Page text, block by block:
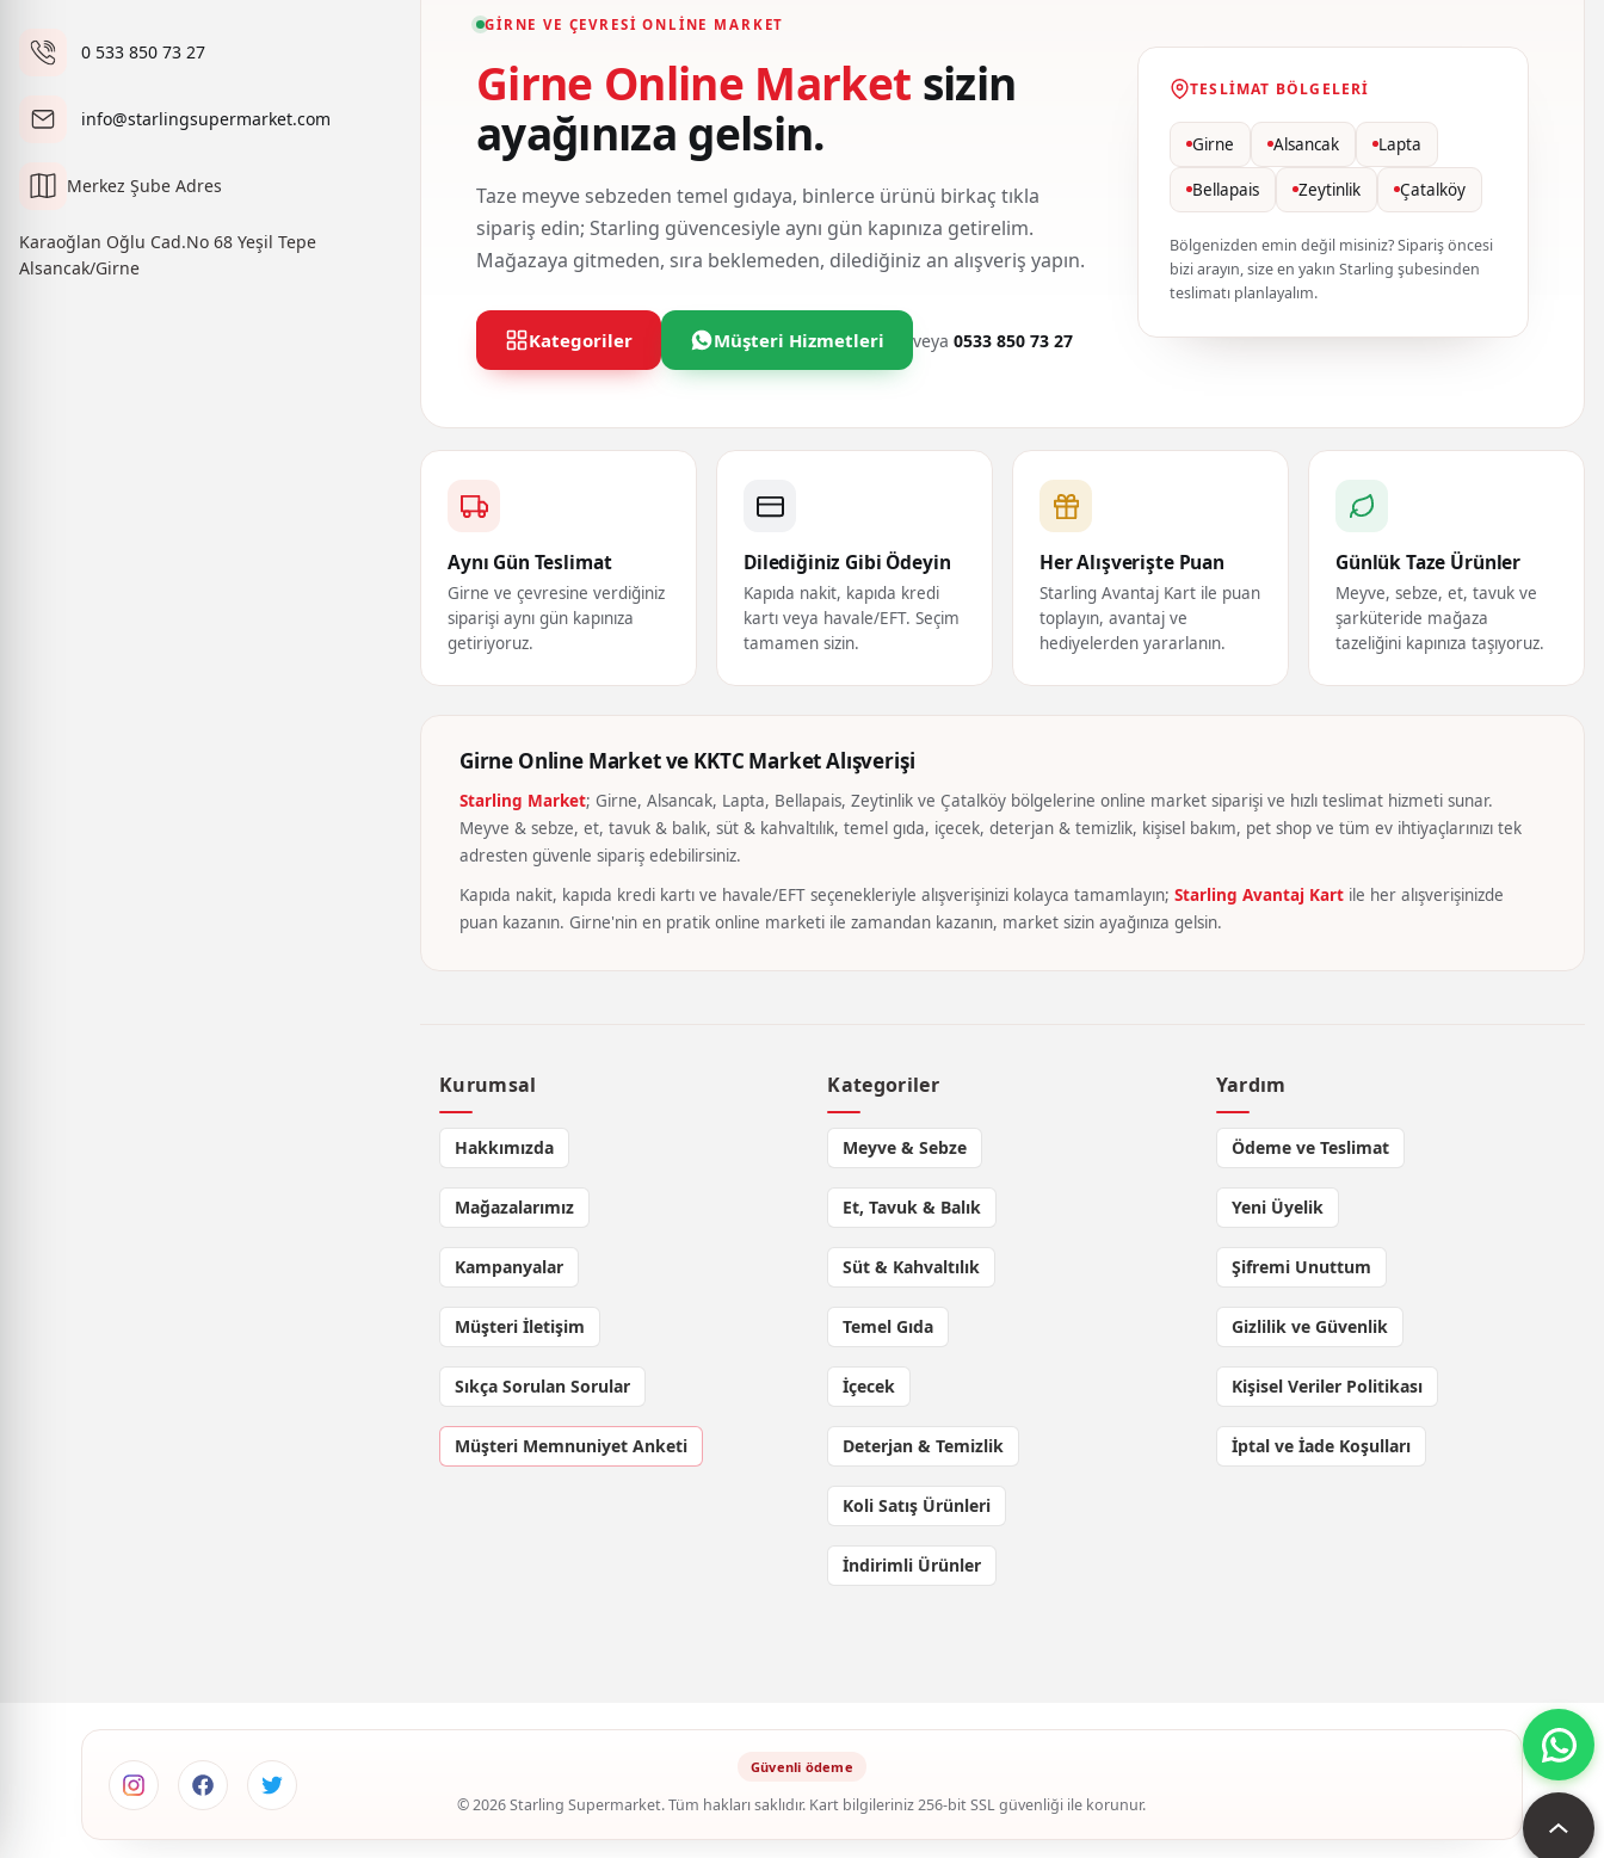
0 533 850 73 27
info@starlingsupermarket.com
Merkez Şube Adres
Karaoğlan Oğlu Cad.No 68 Yeşil Tepe
Alsancak/Girne
GIRNE VE ÇEVRESI ONLINE MARKET
Girne Online Market sizin
ayağınıza gelsin.
Taze meyve sebzeden temel gıdaya, binlerce ürünü birkaç tıkla
sipariş edin; Starling güvencesiyle aynı gün kapınıza getirelim.
Mağazaya gitmeden, sıra beklemeden, dilediğiniz an alışveriş yapın.
Kategoriler Müşteri Hizmetleri veya 0533 850 73 27
TESLIMAT BÖLGELERI
Girne Alsancak Lapta
Bellapais Zeytinlik Çatalköy
Bölgenizden emin değil misiniz? Sipariş öncesi
bizi arayın, size en yakın Starling şubesinden
teslimatı planlayalım.
Aynı Gün Teslimat
Girne ve çevresine verdiğiniz
siparişi aynı gün kapınıza
getiriyoruz.
Dilediğiniz Gibi Ödeyin
Kapıda nakit, kapıda kredi
kartı veya havale/EFT. Seçim
tamamen sizin.
Her Alışverişte Puan
Starling Avantaj Kart ile puan
toplayın, avantaj ve
hediyelerden yararlanın.
Günlük Taze Ürünler
Meyve, sebze, et, tavuk ve
şarküteride mağaza
tazeliğini kapınıza taşıyoruz.
Girne Online Market ve KKTC Market Alışverişi
Starling Market; Girne, Alsancak, Lapta, Bellapais, Zeytinlik ve Çatalköy bölgelerine online market siparişi ve hızlı teslimat hizmeti sunar.
Meyve & sebze, et, tavuk & balık, süt & kahvaltılık, temel gıda, içecek, deterjan & temizlik, kişisel bakım, pet shop ve tüm ev ihtiyaçlarınızı tek
adresten güvenle sipariş edebilirsiniz.
Kapıda nakit, kapıda kredi kartı ve havale/EFT seçenekleriyle alışverişinizi kolayca tamamlayın; Starling Avantaj Kart ile her alışverişinizde
puan kazanın. Girne'nin en pratik online marketi ile zamandan kazanın, market sizin ayağınıza gelsin.
Kurumsal
Hakkımızda
Mağazalarımız
Kampanyalar
Müşteri İletişim
Sıkça Sorulan Sorular
Müşteri Memnuniyet Anketi
Kategoriler
Meyve & Sebze
Et, Tavuk & Balık
Süt & Kahvaltılık
Temel Gıda
İçecek
Deterjan & Temizlik
Koli Satış Ürünleri
İndirimli Ürünler
Yardım
Ödeme ve Teslimat
Yeni Üyelik
Şifremi Unuttum
Gizlilik ve Güvenlik
Kişisel Veriler Politikası
İptal ve İade Koşulları
© 2026 Starling Supermarket. Tüm hakları saklıdır. Kart bilgileriniz 256-bit SSL güvenliği ile korunur.